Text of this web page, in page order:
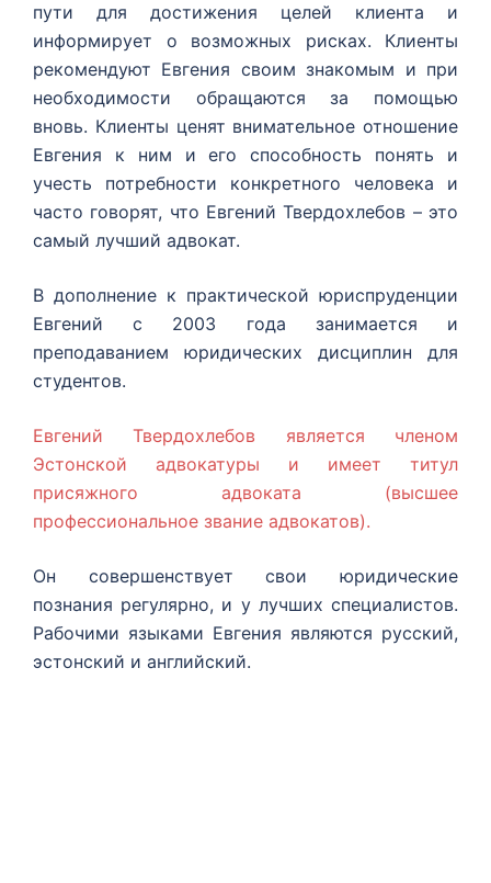
пути для достижения целей клиента и
информирует о возможных рисках. Клиенты
рекомендуют Евгения своим знакомым и при
необходимости обращаются за помощью
вновь. Клиенты ценят внимательное отношение
Евгения к ним и его способность понять и
учесть потребности конкретного человека и
часто говорят, что Евгений Твердохлебов – это
самый лучший адвокат.
В дополнение к практической юриспруденции
Евгений с 2003 года занимается и
преподаванием юридических дисциплин для
студентов.
Евгений Твердохлебов является членом
Эстонской адвокатуры и имеет титул
присяжного адвоката (высшее
профессиональное звание адвокатов).
Он совершенствует свои юридические
познания регулярно, и у лучших специалистов.
Рабочими языками Евгения являются русский,
эстонский и английский.